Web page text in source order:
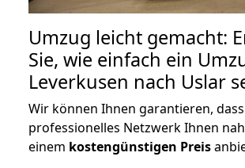
Umzug leicht gemacht:
Sie, wie einfach ein
Leverkusen nach Uslar
Wir können Ihnen garantieren,
professionelles Netzwerk Ihnen
einem kostengünstigen Preis